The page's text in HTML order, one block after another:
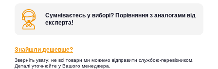
Сумніваєтесь у виборі? Порівняння з аналогами від
експерта!
Знайшли дешевше?
Зверніть увагу: не всі товари ми можемо відправити службою-перевізником.
Деталі уточнюйте у Вашого менеджера.